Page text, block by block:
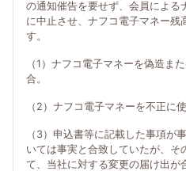
の通知催告を要せず、会員による
に中止させ、ナフコ電子マネー残
す。
（1）ナフコ電子マネーを偽造ま
合。
（2）ナフコ電子マネーを不正に
（3）申込書等に記載した事項が
いては事実と合致していたが、そ
て、当社に対する変更の届け出が